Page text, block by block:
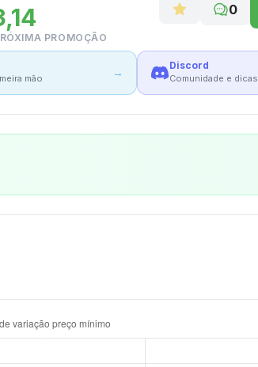
0
PROMOÇÃO
mão →
Discord
Comunidade e dicas